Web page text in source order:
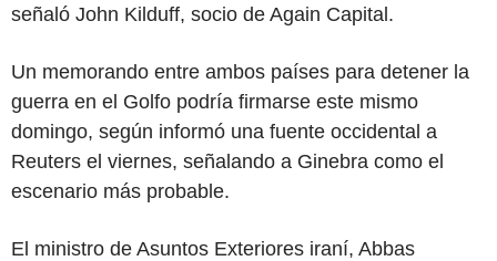
señaló John Kilduff, socio de Again Capital.
Un memorando entre ambos países para detener la
guerra en el Golfo podría firmarse este mismo
domingo, según informó una fuente occidental a
Reuters el viernes, señalando a Ginebra como el
escenario más probable.
El ministro de Asuntos Exteriores iraní, Abbas